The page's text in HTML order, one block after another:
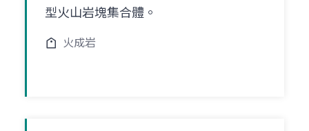
型火山岩塊集合體。
火成岩